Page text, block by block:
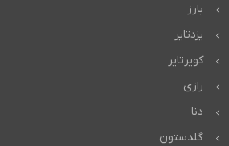
بارز
یزدتایر
کویرتایر
رازی
دنا
گلدستون